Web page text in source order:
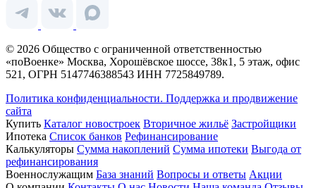
© 2026 Общество с ограниченной ответственностью
«поВоенке» Москва, Хорошёвское шоссе, 38к1, 5 этаж, офис
521, ОГРН 5147746388543 ИНН 7725849789.
Политика конфиденциальности. Поддержка и продвижение
сайта
Купить Каталог новостроек Вторичное жильё Застройщики
Ипотека Список банков Рефинансирование
Калькуляторы Сумма накоплений Сумма ипотеки Выгода от
рефинансирования
Военнослужащим База знаний Вопросы и ответы Акции